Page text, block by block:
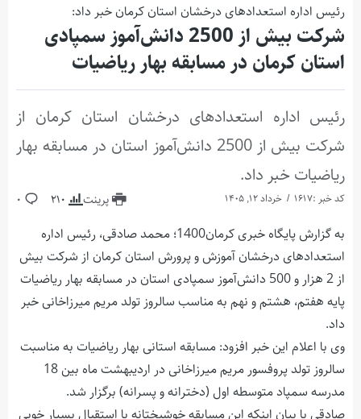
رئیس اداره استعدادهای درخشان استان کرمان خبر داد:
شرکت بیش از 2500 دانش‌آموز سمپادی
استان کرمان در مسابقه بهار ریاضیات
رئیس اداره استعدادهای درخشان استان کرمان از
شرکت بیش از 2500 دانش‌آموز استان در مسابقه بهار
ریاضیات خبر داد.
کد خبر :1617 خرداد 12, 1405 پرینت 210
0
به گزارش پایگاه خبری کرمان1400؛ محمد صادقی، رئیس اداره
استعدادهای درخشان آموزش و پرورش استان کرمان از شرکت بیش
از 2 هزار و 500 دانش‌آموز سمپادی استان در مسابقه بهار ریاضیات
پایه هفتم، هشتم و نهم به مناسب سالروز تولد مریم میرزاخانی خبر
داد.
وی با اعلام این خبر افزود: مسابقه استانی بهار ریاضیات به مناسبت
سالروز تولد پروفسور مریم میرزاخانی در اردیبهشت ماه بین 18
مدرسه سمپاد متوسطه اول (دخترانه و پسرانه) برگزار شد.
صادقی با بیان اینکه این مسابقه خوشبختانه با استقبال بسیار خوبی